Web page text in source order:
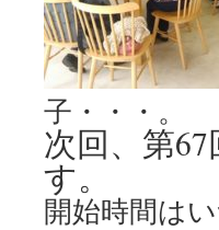
子・・・。
次回、第
す。
開始時間は